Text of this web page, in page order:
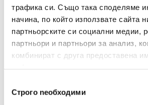
трафика си. Също така споделяме
начина, по който използвате сайта
партньорските си социални медии,
партньори и партньори за анализ,
комбинират с друга предоставена
наСтрого nеобходими
Грип Зона
Изтриваемо Мастило
Брой В Опаковка 10
Форма На Върха